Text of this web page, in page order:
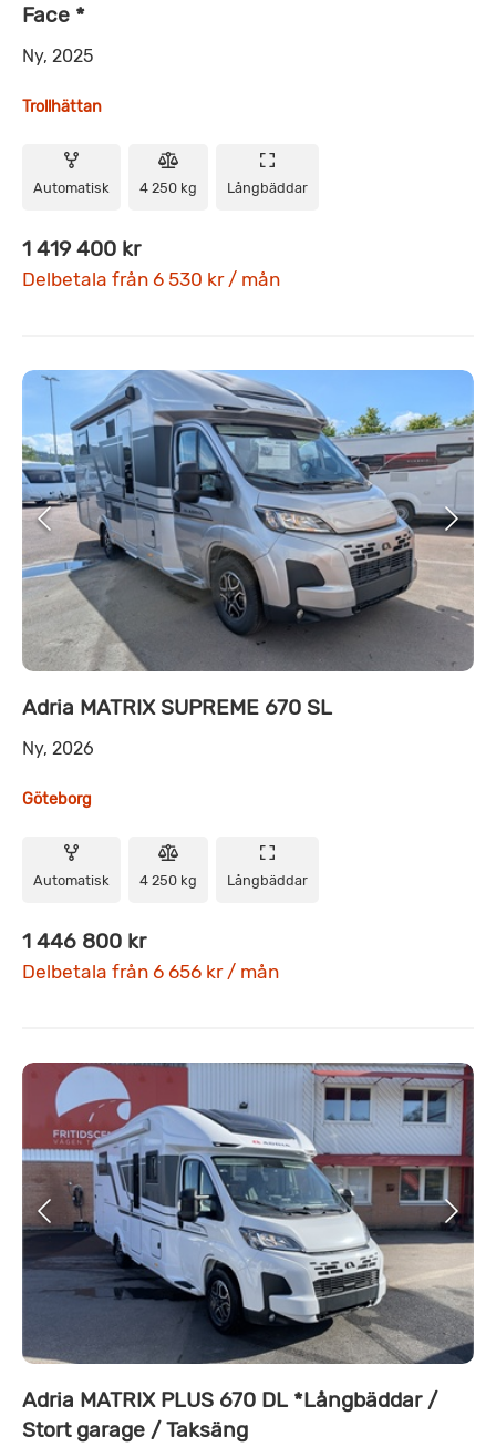
Face *
Ny, 2025
Trollhättan
Automatisk 4 250 kg Långbäddar
1 419 400 kr
Delbetala från 6 530 kr / mån
Adria MATRIX SUPREME 670 SL
Ny, 2026
Göteborg
Automatisk 4 250 kg Långbäddar
1 446 800 kr
Delbetala från 6 656 kr / mån
Adria MATRIX PLUS 670 DL *Långbäddar /
Stort garage / Taksäng